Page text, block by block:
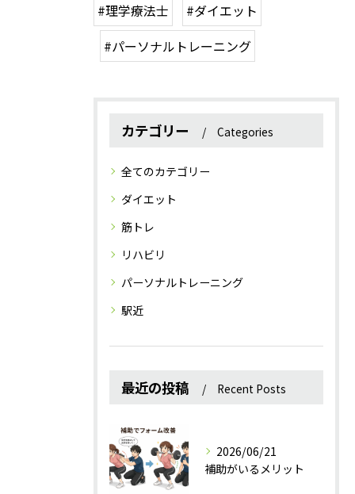
#理学療法士
#ダイエット
#パーソナルトレーニング
カテゴリー Categories
全てのカテゴリー
ダイエット
筋トレ
リハビリ
パーソナルトレーニング
駅近
最近の投稿 Recent Posts
2026/06/21
補助がいるメリット